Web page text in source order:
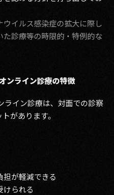
ウイルス感染症の拡大に際し
診療等の時限的・特例的な
ンライン診療の特徴
ライン診療は、対面での診察
があります。
担が軽減できる
けられる